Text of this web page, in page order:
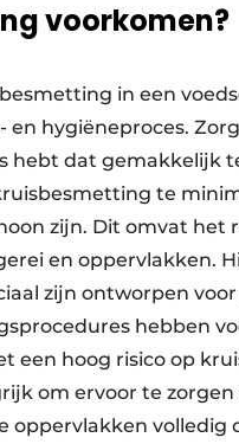
voorkomen?
in een
hygiëneproces.
hebt dat gemakkelijk
te
zijn. Dit omvat het
en oppervlakken.
zijn ontworpen
hebben
een hoog risico op
om ervoor te
oppervlakken volledig